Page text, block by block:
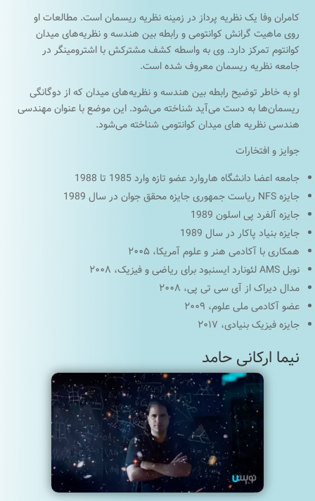
کامران وفا یک نظریه پرداز در زمینه نظریه ریسمان است. مطالعات او
روی ماهیت گرانش کوانتومی و رابطه بین هندسه و نظریه‌های میدان
کوانتوم تمرکز دارد. وی به واسطه کشف مشترکش با اشترومینگر در
جامعه نظریه ریسمان معروف شده است.
او به خاطر توضیح رابطه بین هندسه و نظریه‌های میدان که از دوگانگی
ریسمان‌ها به دست می‌آید شناخته می‌شود. این موضع با عنوان مهندسی
هندسی نظریه های میدان کوانتومی شناخته می‌شود.
جوایز و افتخارات
جامعه اعضا دانشگاه هاروارد عضو تازه وارد 1985 تا 1988
جایزه NFS ریاست جمهوری جایزه محقق جوان در سال 1989
جایزه آلفرد پی اسلون 1989
جایزه بنیاد پاکار در سال 1989
همکاری با آکادمی هنر و علوم آمریکا، ۲۰۰۵
نوبل AMS لئونارد ایسنبود برای ریاضی و فیزیک، ۲۰۰۸
مدال دیراک از آی سی تی پی، ۲۰۰۸
عضو آکادمی ملی علوم، ۲۰۰۹
جایزه فیزیک بنیادی، ۲۰۱۷
نیما ارکانی حامد